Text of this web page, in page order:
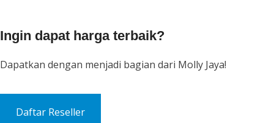
Ingin dapat harga terbaik?
Dapatkan dengan menjadi bagian dari Molly Jaya!
Daftar Reseller